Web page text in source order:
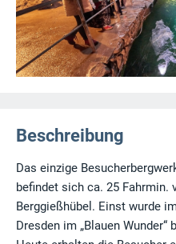
Beschreibung
Das einzige
befindet sich ca. 25
Berggießhübel. Einst wurde
Dresden im „Blauen